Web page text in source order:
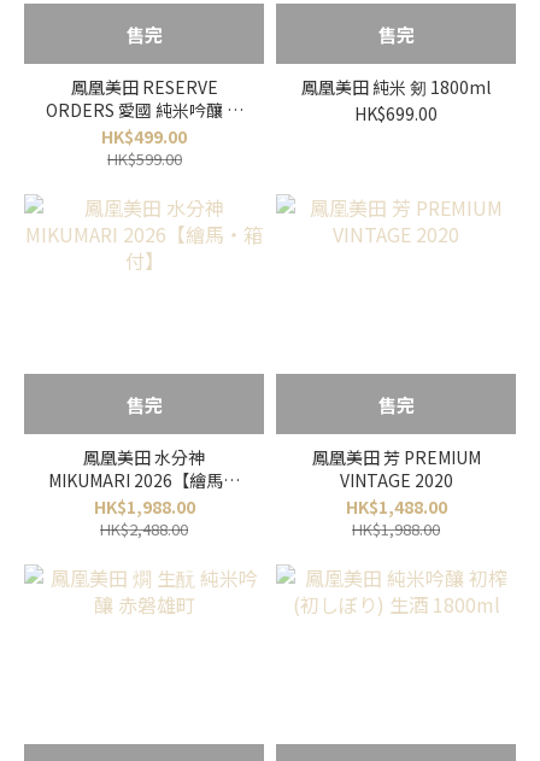
售完
鳳凰美田 RESERVE
ORDERS 愛國 純米吟釀 瓶
燗火入れ 1800ml
HK$499.00
HK$599.00
售完
鳳凰美田 純米 剱 1800ml
HK$699.00
售完
鳳凰美田 水分神
MIKUMARI 2026【繪馬・
箱付】
HK$1,988.00
HK$2,488.00
售完
鳳凰美田 芳 PREMIUM
VINTAGE 2020
HK$1,488.00
HK$1,988.00